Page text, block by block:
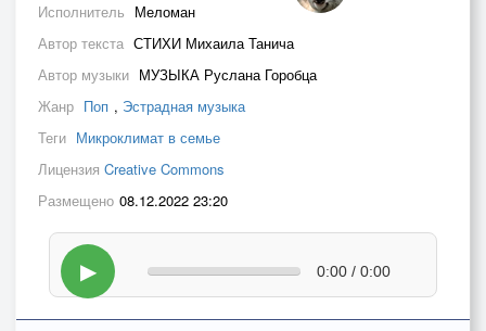
Исполнитель Меломан
Автор текста СТИХИ Михаила Танича
Автор музыки МУЗЫКА Руслана Горобца
Жанр Поп , Эстрадная музыка
Теги Микроклимат в семье
Лицензия Creative Commons
Размещено 08.12.2022 23:20
▶ 0:00 / 0:00